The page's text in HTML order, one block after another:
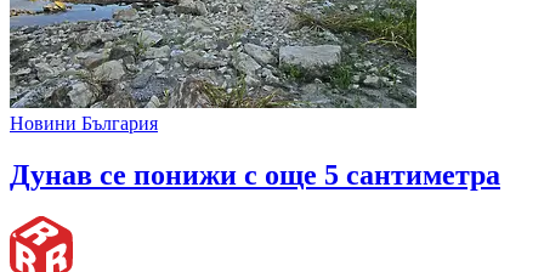
Новини България
Дунав се понижи с още 5 сантиметра